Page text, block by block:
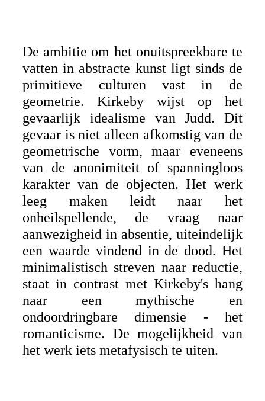
De ambitie om het onuitspreekbare te
vatten in abstracte kunst ligt sinds de
primitieve culturen vast in de
geometrie. Kirkeby wijst op het
gevaarlijk idealisme van Judd. Dit
gevaar is niet alleen afkomstig van de
geometrische vorm, maar eveneens
van de anonimiteit of spanningloos
karakter van de objecten. Het werk
leeg maken leidt naar het
onheilspellende, de vraag naar
aanwezigheid in absentie, uiteindelijk
een waarde vindend in de dood. Het
minimalistisch streven naar reductie,
staat in contrast met Kirkeby's hang
naar een mythische en
ondoordringbare dimensie - het
romanticisme. De mogelijkheid van
het werk iets metafysisch te uiten.